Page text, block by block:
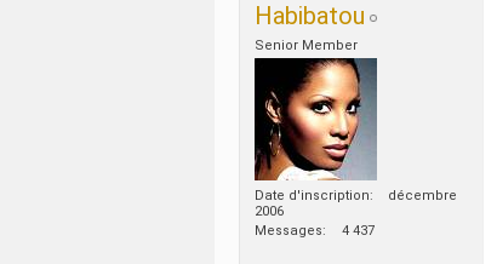
Habibatou
Senior Member
Date d'inscription
décembre
2006
Messages
4 437